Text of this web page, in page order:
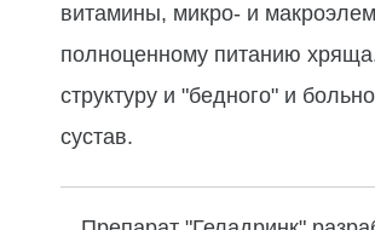
витамины, микро- и
полноценному питанию
структуру и "бедного" и
сустав.